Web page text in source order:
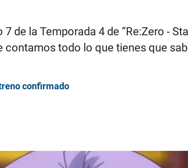
de la Temporada 4 de “Re:Zero -
contamos todo lo que tienes que
confirmado